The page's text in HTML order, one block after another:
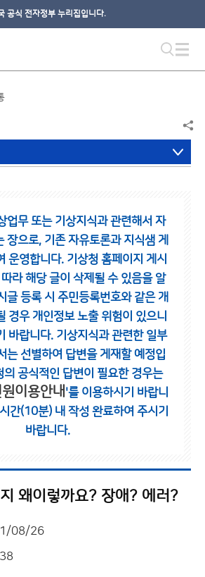
공식 전자정부 누리집입니다.
업무 또는 기상지식과 관련해서 자
장으로, 기존 자유토론과 지식샘 게
운영합니다. 기상청 홈페이지 게시
라 해당 글이 삭제될 수 있음을 알
글 등록 시 주민등록번호와 같은 개
경우 개인정보 노출 위험이 있으니
바랍니다. 기상지식과 관련한 일부
는 선별하여 답변을 게재할 예정입
공식적인 답변이 필요한 경우는
이용안내 '를 이용하시기 바랍니
간(10분) 내 작성 완료하여 주시기
바랍니다.
왜이렇까요? 장애? 에러?
08/26